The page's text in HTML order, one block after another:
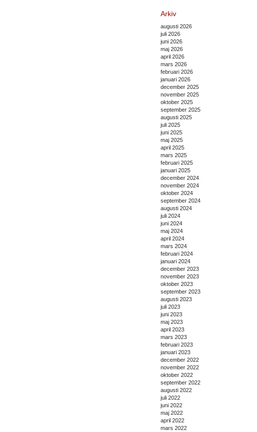
Arkiv
augusti 2026
juli 2026
juni 2026
maj 2026
april 2026
mars 2026
februari 2026
januari 2026
december 2025
november 2025
oktober 2025
september 2025
augusti 2025
juli 2025
juni 2025
maj 2025
april 2025
mars 2025
februari 2025
januari 2025
december 2024
november 2024
oktober 2024
september 2024
augusti 2024
juli 2024
juni 2024
maj 2024
april 2024
mars 2024
februari 2024
januari 2024
december 2023
november 2023
oktober 2023
september 2023
augusti 2023
juli 2023
juni 2023
maj 2023
april 2023
mars 2023
februari 2023
januari 2023
december 2022
november 2022
oktober 2022
september 2022
augusti 2022
juli 2022
juni 2022
maj 2022
april 2022
mars 2022